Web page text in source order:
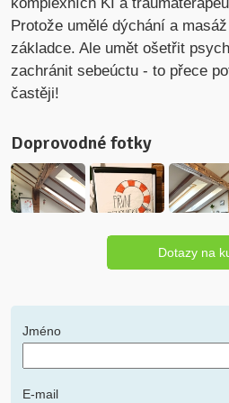
komplexních KI a
Protože umělé dýchání a
základce. Ale umět ošetřit
zachránit sebeúctu - to přece
častěji!
Doprovodné fotky
Dotazy na
Jméno
E-mail